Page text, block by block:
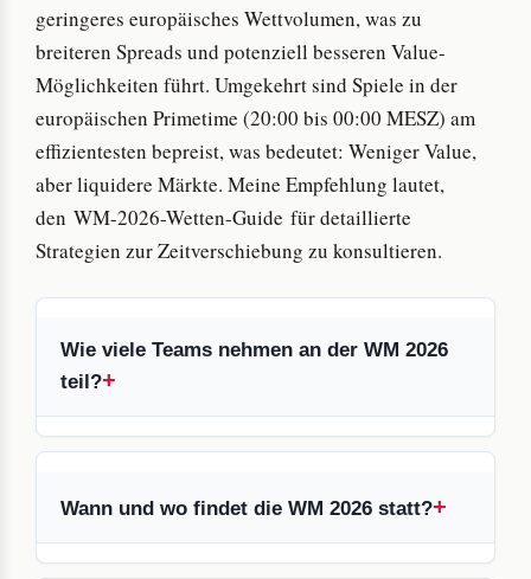
geringeres europäisches Wettvolumen, was zu
breiteren Spreads und potenziell besseren Value-
Möglichkeiten führt. Umgekehrt sind Spiele in der
europäischen Primetime (20:00 bis 00:00 MESZ) am
effizientesten bepreist, was bedeutet: Weniger Value,
aber liquidere Märkte. Meine Empfehlung lautet,
den WM-2026-Wetten-Guide für detaillierte
Strategien zur Zeitverschiebung zu konsultieren.
Wie viele Teams nehmen an der WM 2026
teil?
Wann und wo findet die WM 2026 statt?